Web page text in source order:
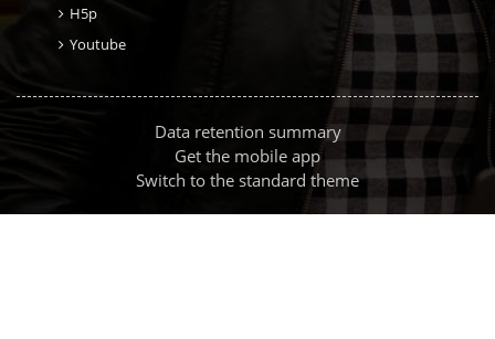
H5p
Youtube
Data retention summary
Get the mobile app
Switch to the standard theme